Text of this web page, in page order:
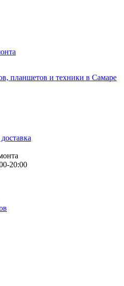
планшетов и техники в Самаре
20:00